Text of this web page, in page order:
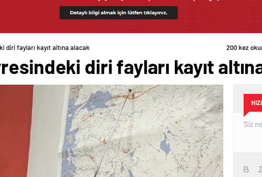
diri fayları kayıt altına alacak 200 kez
diri fayları kayıt